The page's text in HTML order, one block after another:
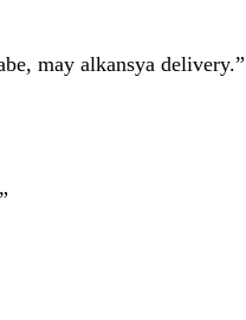
may alkansya delivery.”